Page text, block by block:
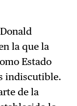
la que la
Estado
indiscutible.
de la